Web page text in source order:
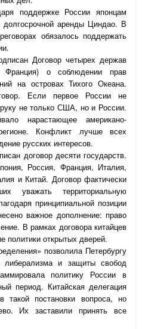
поддержке России японцам
долгосрочной аренды Циндао. В
обязалось поддержать
Договор четырех держав
о соблюдении прав
на островах Тихого Океана.
Если первое России не
не только США, но и России.
нарастающее американо-
Конфликт лучше всех
русских интересов.
договор десяти государств.
Россия, Франция, Италия,
и Китай. Договор фактически
уважать территориальную
принципиальной позиции
важное дополнение: право
В рамках договора китайцев
политики открытых дверей.
позволила Петербургу
либерализма и защиты свобод
политику России в
период. Китайская делегация
такой постановки вопроса, но
Их заставили принять все